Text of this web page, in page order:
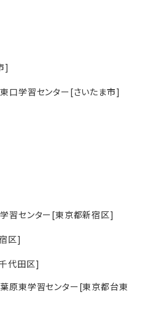
]
口学習センター[さいたま市]
習センター[東京都新宿区]
区]
代田区]
原東学習センター[東京都台東